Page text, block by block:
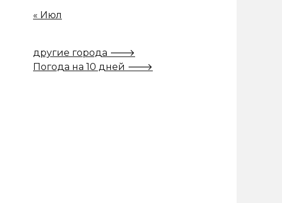
« Июл
другие города 🡒
Погода на 10 дней 🡒